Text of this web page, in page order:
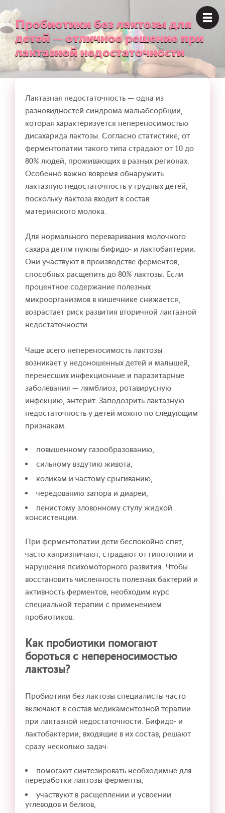
Пробиотики без лактозы для
детей — отличное решение при
лактазной недостаточности
Лактазная недостаточность — одна из
разновидностей синдрома мальабсорбции,
которая характеризуется непереносимостью
дисахарида лактозы. Согласно статистике, от
ферментопатии такого типа страдают от 10 до
80% людей, проживающих в разных регионах.
Особенно важно вовремя обнаружить
лактазную недостаточность у грудных детей,
поскольку лактоза входит в состав
материнского молока.
Для нормального переваривания молочного
сахара детям нужны бифидо- и лактобактерии.
Они участвуют в производстве ферментов,
способных расщепить до 80% лактозы. Если
процентное содержание полезных
микроорганизмов в кишечнике снижается,
возрастает риск развития вторичной лактазной
недостаточности.
Чаще всего непереносимость лактозы
возникает у недоношенных детей и малышей,
перенесших инфекционные и паразитарные
заболевания — лямблиоз, ротавирусную
инфекцию, энтерит. Заподозрить лактазную
недостаточность у детей можно по следующим
признакам:
повышенному газообразованию,
сильному вздутию живота,
коликам и частому срыгиванию,
чередованию запора и диареи,
пенистому зловонному стулу жидкой
консистенции.
При ферментопатии дети беспокойно спят,
часто капризничают, страдают от гипотонии и
нарушения психомоторного развития. Чтобы
восстановить численность полезных бактерий и
активность ферментов, необходим курс
специальной терапии с применением
пробиотиков.
Как пробиотики помогают
бороться с непереносимостью
лактозы?
Пробиотики без лактозы специалисты часто
включают в состав медикаментозной терапии
при лактазной недостаточности. Бифидо- и
лактобактерии, входящие в их состав, решают
сразу несколько задач:
помогают синтезировать необходимые для
переработки лактозы ферменты,
участвуют в расщеплении и усвоении
углеводов и белков,